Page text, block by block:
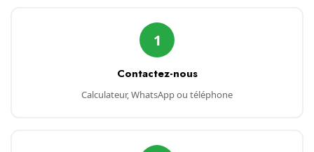
1
Contactez-nous
Calculateur, WhatsApp ou téléphone